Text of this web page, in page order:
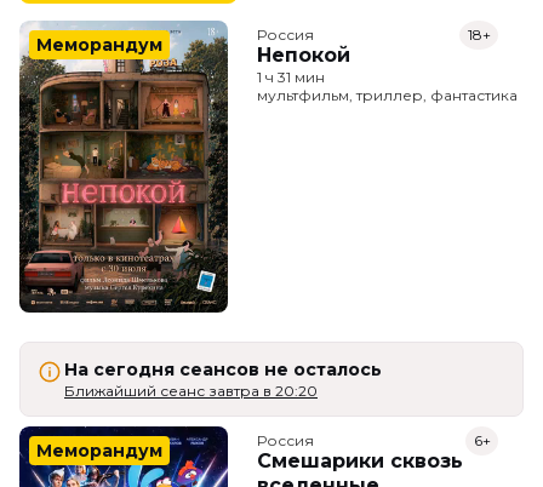
Меморандум Россия
Непокой
18+
1 ч 31 мин
мультфильм, триллер, фантастика
На сегодня сеансов не осталось
Ближайший сеанс завтра в 20:20
Меморандум Россия
Смешарики сквозь
6+